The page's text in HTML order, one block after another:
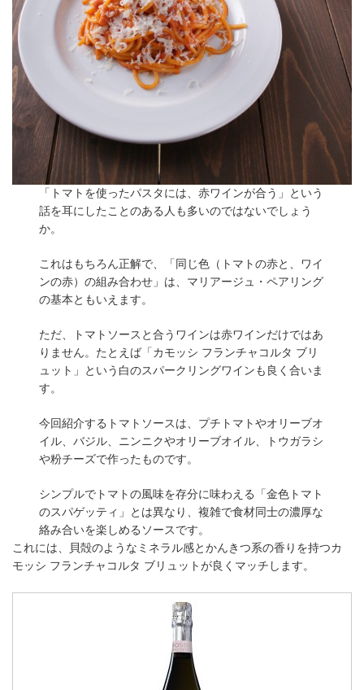
「トマトを使ったパスタには、赤ワインが合う」という
話を耳にしたことのある人も多いのではないでしょう
か。
これはもちろん正解で、「同じ色（トマトの赤と、ワイ
ンの赤）の組み合わせ」は、マリアージュ・ペアリング
の基本ともいえます。
ただ、トマトソースと合うワインは赤ワインだけではあ
りません。たとえば「カモッシ フランチャコルタ ブリ
ュット」という白のスパークリングワインも良く合いま
す。
今回紹介するトマトソースは、プチトマトやオリーブオ
イル、バジル、ニンニクやオリーブオイル、トウガラシ
や粉チーズで作ったものです。
シンプルでトマトの風味を存分に味わえる「金色トマト
のスパゲッティ」とは異なり、複雑で食材同士の濃厚な
絡み合いを楽しめるソースです。
これには、貝殻のようなミネラル感とかんきつ系の香りを持つカ
モッシ フランチャコルタ ブリュットが良くマッチします。